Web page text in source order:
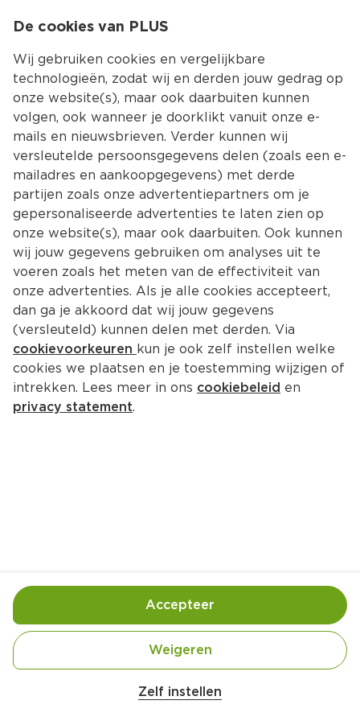
Kies jouw
Terug Producten
GIJS Boeren kruidenkaas 48+
stuk
Gebruik- en bewaarinstructies
Gekoeld bewaren (max 7°C)
De cookies van PLUS
Wij gebruiken cookies en vergelijkbare
technologieën, zodat wij en derden jouw gedrag op
onze website(s), maar ook daarbuiten kunnen
volgen, ook wanneer je doorklikt vanuit onze e-
mails en nieuwsbrieven. Verder kunnen wij
versleutelde persoonsgegevens delen (zoals een e-
mailadres en aankoopgegevens) met derde
partijen zoals onze advertentiepartners om je
gepersonaliseerde advertenties te laten zien op
onze website(s), maar ook daarbuiten. Ook kunnen
wij jouw gegevens gebruiken om analyses uit te
voeren zoals het meten van de effectiviteit van
onze advertenties. Als je alle cookies accepteert,
dan ga je akkoord dat wij jouw gegevens
(versleuteld) kunnen delen met derden. Via
cookievoorkeuren kun je ook zelf instellen welke
cookies we plaatsen en je toestemming wijzigen of
intrekken. Lees meer in ons cookiebeleid en
privacy statement.
Zelf instellen
Weigeren
Accepteer